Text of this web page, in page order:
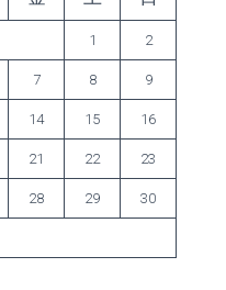
1 2
7 8 9
14 15 16
21 22 23
28 29 30